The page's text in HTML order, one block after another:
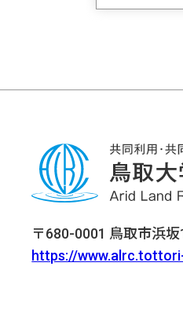
〒680-0001 鳥取市浜
https://